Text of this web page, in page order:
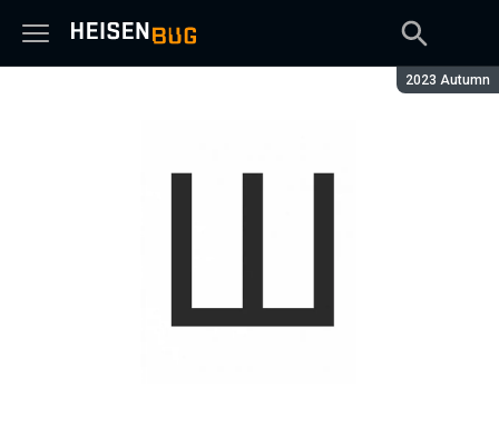
Сезон:
2023 Autumn